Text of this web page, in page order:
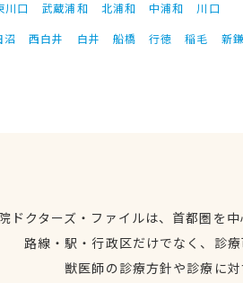
川口 武蔵浦和 北浦和 中浦和
川口
沼 西白井 白井 船橋 行徳 稲毛 新
ドクターズ・ファイルは、首都圏を
路線・駅・行政区だけでなく、診
獣医師の診療方針や診療に